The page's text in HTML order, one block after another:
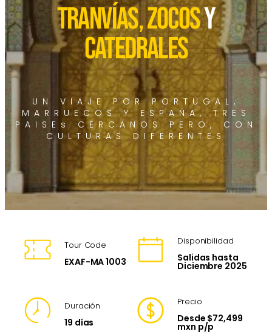
TRANVÍAS, ZOCOSY
CATEDRALES
UN VIAJE POR PORTUGAL,
MARRUECOS Y ESPAÑA, TRES
PAISEs CERCANOS PERO, CON
CULTURAS DIFERENTES
Tour Code
EXAF-MA 1003
Disponibilidad
Salidas hasta
Diciembre 2025
Duración
19 días
Precio
Desde $72,499
mxn p/p